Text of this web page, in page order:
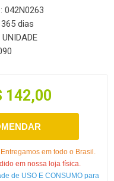
042N0263
365 dias
UNIDADE
142,00
em todo o Brasil.
em nossa loja física.
de USO E CONSUMO para